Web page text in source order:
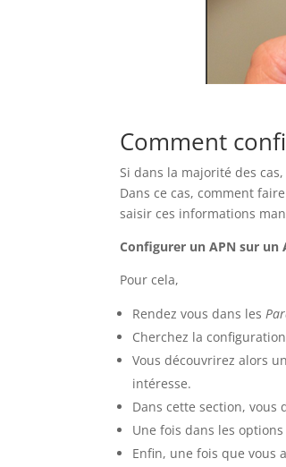
Comment
Si dans la majorité des
Dans ce cas, comment
saisir ces informations
Configurer un APN sur un
Pour cela,
Rendez vous dans les
Cherchez la
Vous découvrirez alors
intéresse.
Dans cette section, vous
Une fois dans les
Enfin, une fois que vous